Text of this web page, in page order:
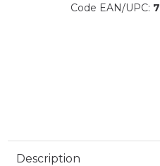
Code EAN/UPC:
Description